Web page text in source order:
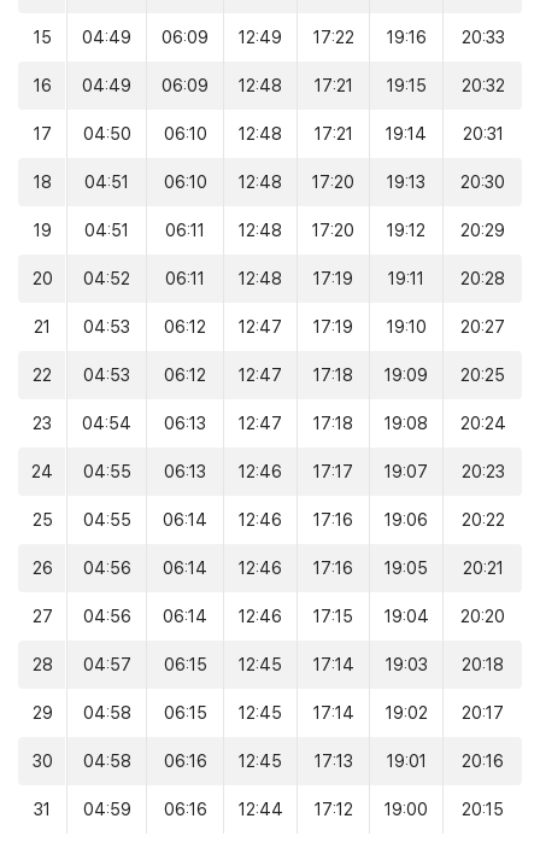
15 04:49 06:09 12:49 17:22 19:16 20:33
16 04:49 06:09 12:48 17:21 19:15 20:32
17 04:50 06:10 12:48 17:21 19:14 20:31
18 04:51 06:10 12:48 17:20 19:13 20:30
19 04:51 06:11 12:48 17:20 19:12 20:29
20 04:52 06:11 12:48 17:19 19:11 20:28
21 04:53 06:12 12:47 17:19 19:10 20:27
22 04:53 06:12 12:47 17:18 19:09 20:25
23 04:54 06:13 12:47 17:18 19:08 20:24
24 04:55 06:13 12:46 17:17 19:07 20:23
25 04:55 06:14 12:46 17:16 19:06 20:22
26 04:56 06:14 12:46 17:16 19:05 20:21
27 04:56 06:14 12:46 17:15 19:04 20:20
28 04:57 06:15 12:45 17:14 19:03 20:18
29 04:58 06:15 12:45 17:14 19:02 20:17
30 04:58 06:16 12:45 17:13 19:01 20:16
31 04:59 06:16 12:44 17:12 19:00 20:15